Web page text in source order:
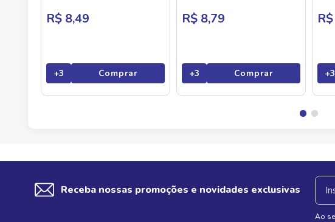
R$ 8,49
+3 Comprar
R$ 8,79
+3 Comprar +3
Receba nossas promoções e novidades exclusivas
Ao